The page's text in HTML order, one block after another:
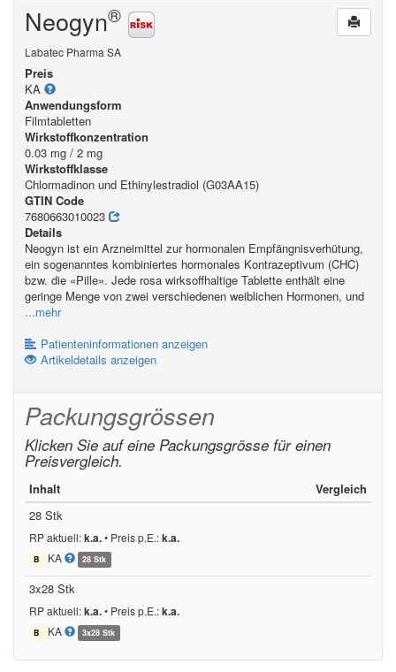
Neogyn®
Labatec Pharma SA
Preis
KA
Anwendungsform
Filmtabletten
Wirkstoffkonzentration
0.03 mg / 2 mg
Wirkstoffklasse
Chlormadinon und Ethinylestradiol (G03AA15)
GTIN Code
7680663010023
Details
Neogyn ist ein Arzneimittel zur hormonalen Empfängnisverhütung,
ein sogenanntes kombiniertes hormonales Kontrazeptivum (CHC)
bzw. die «Pille». Jede rosa wirksoffhaltige Tablette enthält eine
geringe Menge von zwei verschiedenen weiblichen Hormonen, und
...mehr
Patienteninformationen anzeigen
Artikeldetails anzeigen
Packungsgrössen
Klicken Sie auf eine Packungsgrösse für einen
Preisvergleich.
Inhalt
Vergleich
28 Stk
RP aktuell:k.a.• Preis p.E.:k.a.
B KA 28 Stk
3x28 Stk
RP aktuell:k.a.• Preis p.E.:k.a.
B KA 3x28 Stk